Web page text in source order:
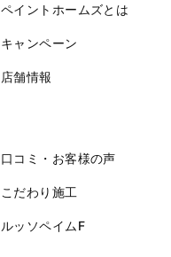
ペイントホームズとは
キャンペーン
店舗情報
口コミ・お客様の声
こだわり施工
ルッソペイムF